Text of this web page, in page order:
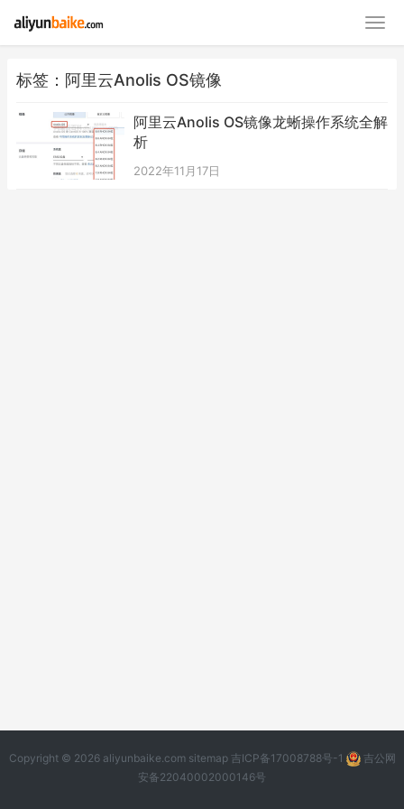
标签：阿里云Anolis OS镜像
阿里云Anolis OS镜像龙蜥操作系统全解
析
2022年11月17日
Copyright © 2026 aliyunbaike.com sitemap 吉ICP备17008788号-1
吉公网
安备22040002000146号